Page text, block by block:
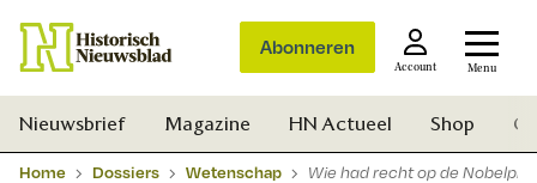
Abonneren
Account Menu
Nieuwsbrief Magazine HN Actueel Shop
Home Dossiers Wetenschap Wie had recht op de